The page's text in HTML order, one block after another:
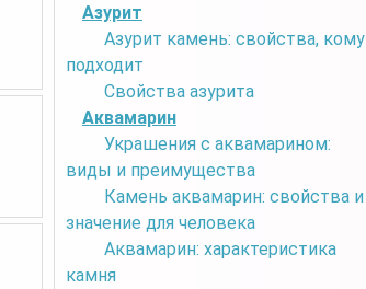
Азурит
Азурит камень: свойства, кому
подходит
Свойства азурита
Аквамарин
Украшения с аквамарином:
виды и преимущества
Камень аквамарин: свойства и
значение для человека
Аквамарин: характеристика
камня